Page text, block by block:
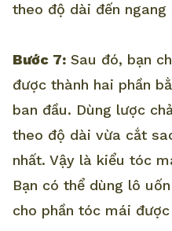
theo độ dài đến ngang
Bước 7: Sau đó, bạn
được thành hai phần
ban đầu. Dùng lược
theo độ dài vừa cắt
nhất. Vậy là kiểu tóc
Bạn có thể dùng lô
cho phần tóc mái